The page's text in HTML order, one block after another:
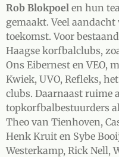
Rob Blokpoel en hun
gemaakt. Veel
toekomst. Voor
Haagse korfbalclubs,
Ons Eibernest en VEO,
Kwiek, UVO, Refleks,
clubs. Daarnaast ruime
topkorfbalbestuurders
Theo van Tienhoven,
Henk Kruit en Sybe
Westerkamp, Rick Nell,